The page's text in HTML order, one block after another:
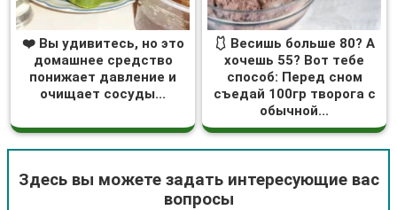
❤️ Вы удивитесь, но это
домашнее средство
понижает давление и
очищает сосуды...
🩱 Весишь больше 80? А
хочешь 55? Вот тебе
способ: Перед сном
съедай 100гр творога с
обычной...
Здесь вы можете задать интересующие вас
вопросы